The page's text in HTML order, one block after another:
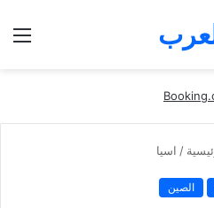
/ اسيا
الصين